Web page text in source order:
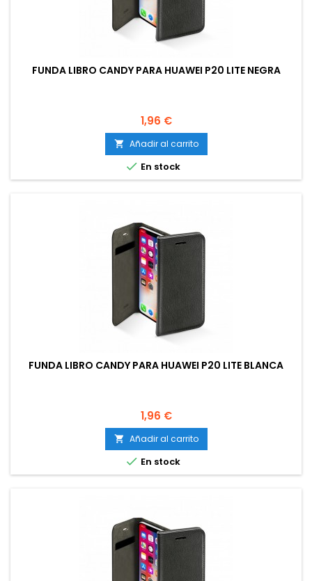
FUNDA LIBRO CANDY PARA HUAWEI P20 LITE NEGRA
Precio
1,96 €
 Añadir al carrito
 En stock
FUNDA LIBRO CANDY PARA HUAWEI P20 LITE BLANCA
Precio
1,96 €
 Añadir al carrito
 En stock